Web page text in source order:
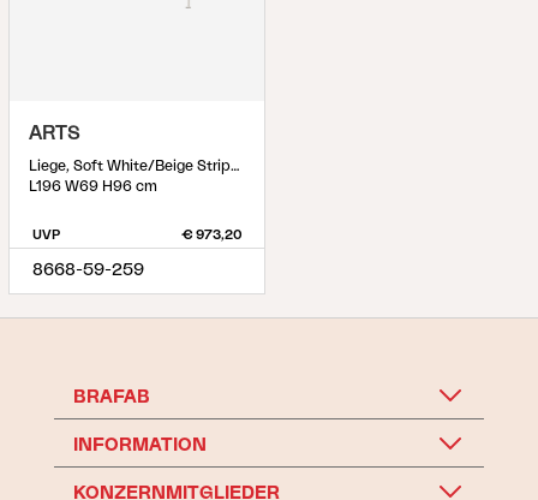
ARTS
Liege, Soft White/Beige Stripes
L196 W69 H96 cm
UVP € 973,20
8668-59-259
BRAFAB
INFORMATION
KONZERNMITGLIEDER